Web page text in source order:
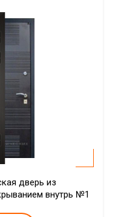
дверь из
внутрь №1